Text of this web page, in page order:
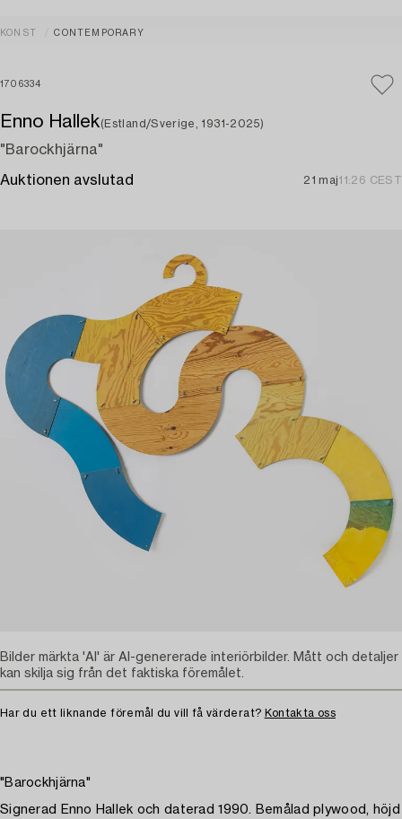
KONST CONTEMPORARY
1706334
Enno Hallek(Estland/Sverige, 1931-2025)
"Barockhjärna"
Auktionen avslutad 21 maj11:26 CEST
Har du ett liknande föremål du vill få värderat? Kontakta oss
"Barockhjärna"
Signerad Enno Hallek och daterad 1990. Bemålad plywood, höjd
Bilder märkta 'AI' är AI-genererade interiörbilder. Mått och detaljer
kan skilja sig från det faktiska föremålet.